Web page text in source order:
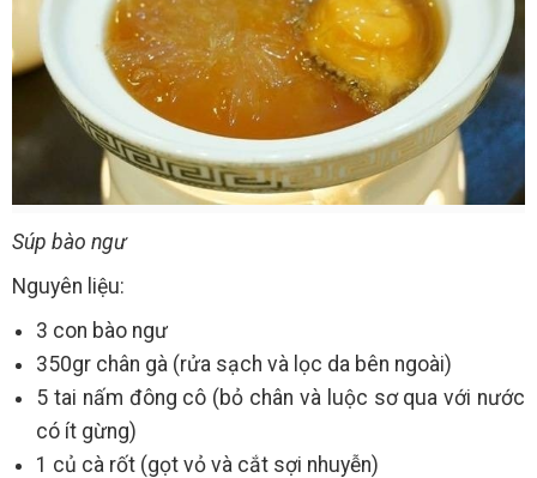
Súp bào ngư
Nguyên liệu:
3 con bào ngư
350gr chân gà (rửa sạch và lọc da bên ngoài)
5 tai nấm đông cô (bỏ chân và luộc sơ qua với nước
có ít gừng)
1 củ cà rốt (gọt vỏ và cắt sợi nhuyễn)